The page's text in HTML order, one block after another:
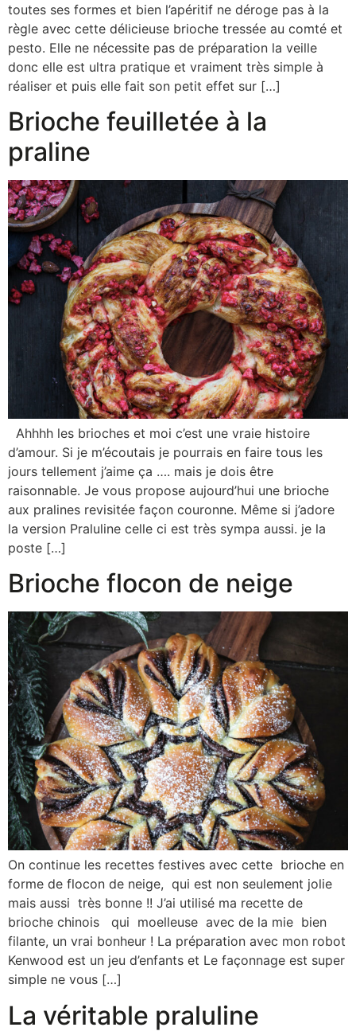
toutes ses formes et bien l’apéritif ne déroge pas à la
règle avec cette délicieuse brioche tressée au comté et
pesto. Elle ne nécessite pas de préparation la veille
donc elle est ultra pratique et vraiment très simple à
réaliser et puis elle fait son petit effet sur […]
Brioche feuilletée à la
praline
Ahhhh les brioches et moi c’est une vraie histoire
d’amour. Si je m’écoutais je pourrais en faire tous les
jours tellement j’aime ça …. mais je dois être
raisonnable. Je vous propose aujourd’hui une brioche
aux pralines revisitée façon couronne. Même si j’adore
la version Praluline celle ci est très sympa aussi. je la
poste […]
Brioche flocon de neige
On continue les recettes festives avec cette brioche en
forme de flocon de neige, qui est non seulement jolie
mais aussi très bonne !! J’ai utilisé ma recette de
brioche chinois qui moelleuse avec de la mie bien
filante, un vrai bonheur ! La préparation avec mon robot
Kenwood est un jeu d’enfants et Le façonnage est super
simple ne vous […]
La véritable praluline